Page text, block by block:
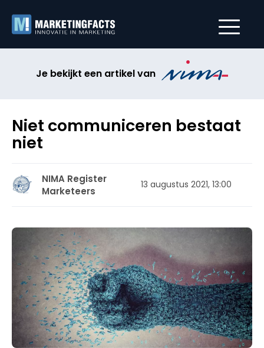
Je bekijkt een artikel van
Niet communiceren bestaat
niet
NIMA Register
Marketeers
13 augustus 2021, 13:00